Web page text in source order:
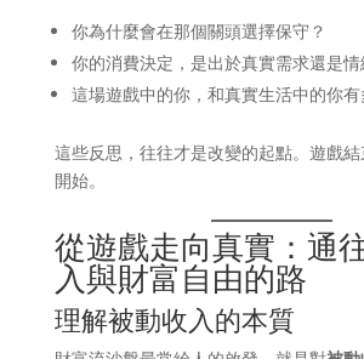
你為什麼會在那個關頭選擇保守？
你的消費決定，是出於真實需求還是情
這場遊戲中的你，和真實生活中的你有
這些反思，往往才是改變的起點。遊戲
開始。
從遊戲走向真實：通
入與財富自由的路
理解被動收入的本質